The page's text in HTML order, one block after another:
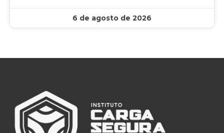
6 de agosto de 2026